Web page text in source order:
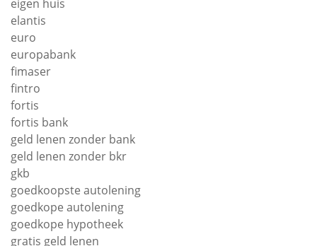
eigen huis
elantis
euro
europabank
fimaser
fintro
fortis
fortis bank
geld lenen zonder bank
geld lenen zonder bkr
gkb
goedkoopste autolening
goedkope autolening
goedkope hypotheek
gratis geld lenen